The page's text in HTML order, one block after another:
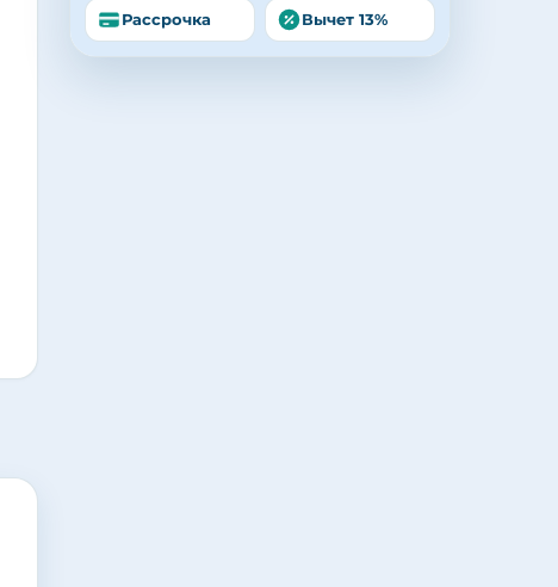
Рассрочка Вычет 13%